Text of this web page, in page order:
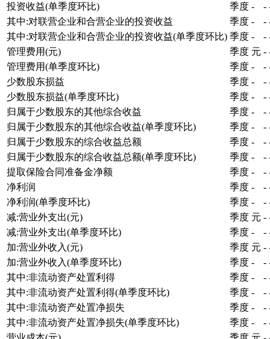
投资收益(单季度环比)
季度 - -
其中:对联营企业和合营企业的投资收益
季度 - -
其中:对联营企业和合营企业的投资收益(单季度环比) 季度 - -
管理费用(元)
季度 元 -
管理费用(单季度环比)
季度 - -
少数股东损益
季度 - -
少数股东损益(单季度环比)
季度 - -
归属于少数股东的其他综合收益
季度 - -
归属于少数股东的其他综合收益(单季度环比)
季度 - -
归属于少数股东的综合收益总额
季度 - -
归属于少数股东的综合收益总额(单季度环比)
季度 - -
提取保险合同准备金净额
季度 - -
净利润
季度 - -
净利润(单季度环比)
季度 - -
减:营业外支出(元)
季度 元 -
减:营业外支出(单季度环比)
季度 - -
加:营业外收入(元)
季度 元 -
加:营业外收入(单季度环比)
季度 - -
其中:非流动资产处置利得
季度 - -
其中:非流动资产处置利得(单季度环比)
季度 - -
其中:非流动资产处置净损失
季度 - -
其中:非流动资产处置净损失(单季度环比)
季度 - -